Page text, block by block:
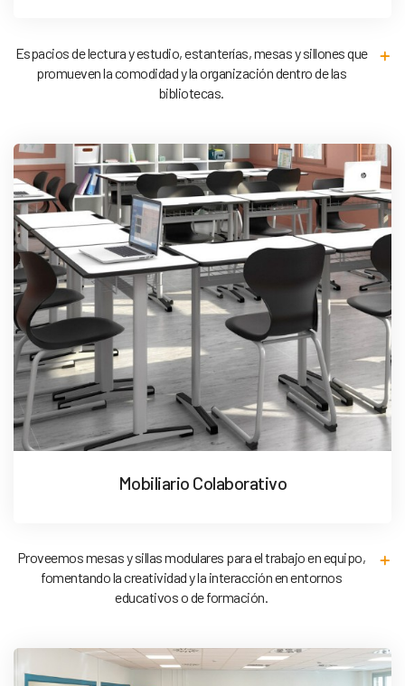
Espacios de lectura y estudio, estanterías, mesas y sillones que
promueven la comodidad y la organización dentro de las
bibliotecas.
Mobiliario Colaborativo
Proveemos mesas y sillas modulares para el trabajo en equipo,
fomentando la creatividad y la interacción en entornos
educativos o de formación.